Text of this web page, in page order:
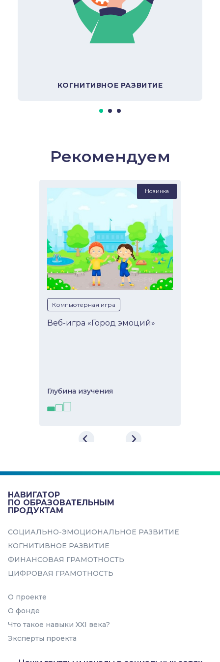
В подборку
КОГНИТИВНОЕ РАЗВИТИЕ
Рекомендуем
Новинка
Компьютерная игра
Веб-игра «Город эмоций»
Глубина изучeния
Веб-игра «Город эмоций»
Навыки
Понимание эмоций
Эмоциональное
НАВИГАТОР
ПО ОБРАЗОВАТЕЛЬНЫМ
ПРОДУКТАМ
СОЦИАЛЬНО-ЭМОЦИОНАЛЬНОЕ РАЗВИТИЕ
КОГНИТИВНОЕ РАЗВИТИЕ
ФИНАНСОВАЯ ГРАМОТНОСТЬ
ЦИФРОВАЯ ГРАМОТНОСТЬ
О проекте
О фонде
Что такое навыки XXI века?
Эксперты проекта